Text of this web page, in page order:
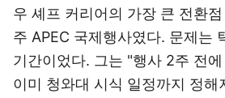
우 셰프 커리어의 가장 큰 전환
주 APEC 국제행사였다. 문제는
기간이었다. 그는 "행사 2주 전
이미 청와대 시식 일정까지 정해